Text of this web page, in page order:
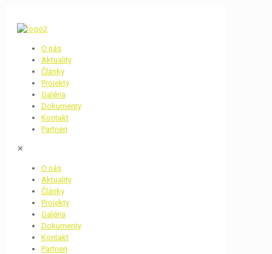
O nás
Aktuality
Články
Projekty
Galéria
Dokumenty
Kontakt
Partneri
✕
O nás
Aktuality
Články
Projekty
Galéria
Dokumenty
Kontakt
Partneri